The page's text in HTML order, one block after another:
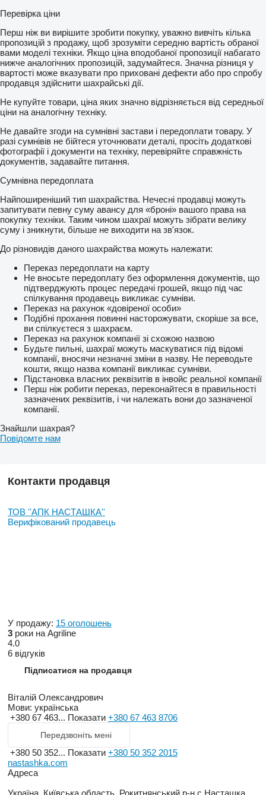
Перевірка ціни
Перш ніж ви вирішите зробити покупку, уважно вивчіть кілька
пропозицій з продажу, щоб зрозуміти середню вартість обраної
вами моделі техніки. Якщо ціна вподобаної пропозиції набагато
нижче аналогічних пропозицій, задумайтеся. Значна різниця у
вартості може вказувати про приховані дефекти або про спробу
продавця здійснити шахрайські дії.
Не купуйте товари, ціна яких значно відрізняється від середньої
ціни на аналогічну техніку.
Не давайте згоди на сумнівні застави і передоплати товару. У
разі сумнівів не бійтеся уточнювати деталі, просіть додаткові
фотографії і документи на техніку, перевіряйте справжність
документів, задавайте питання.
Сумнівна передоплата
Найпоширеніший тип шахрайства. Нечесні продавці можуть
запитувати певну суму авансу для «броні» вашого права на
покупку техніки. Таким чином шахраї можуть зібрати велику
суму і зникнути, більше не виходити на зв'язок.
До різновидів даного шахрайства можуть належати:
Переказ передоплати на карту
Не вносьте передоплату без оформлення документів, що
підтверджують процес передачі грошей, якщо під час
спілкування продавець викликає сумніви.
Переказ на рахунок «довіреної особи»
Подібні прохання повинні насторожувати, скоріше за все,
ви спілкуєтеся з шахраєм.
Переказ на рахунок компанії зі схожою назвою
Будьте пильні, шахраї можуть маскуватися під відомі
компанії, вносячи незначні зміни в назву. Не переводьте
кошти, якщо назва компанії викликає сумніви.
Підстановка власних реквізитів в інвойс реальної компанії
Перш ніж робити переказ, переконайтеся в правильності
зазначених реквізитів, і чи належать вони до зазначеної
компанії.
Знайшли шахрая?
Повідомте нам
Контакти продавця
ТОВ ''AПК НАСТАШКА''
Верифікований продавець
У продажу: 15 оголошень
3 роки на Agriline
4.0
6 відгуків
Підписатися на продавця
Віталій Олександрович
Мови: українська
+380 67 463... Показати +380 67 463 8706
Передзвоніть мені
+380 50 352... Показати +380 50 352 2015
nastashka.com
Адреса
Україна, Київська область, Рокитнянський р-н с.Насташка